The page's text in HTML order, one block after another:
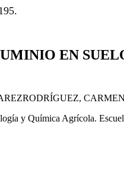
EN
y Química Agrícola.